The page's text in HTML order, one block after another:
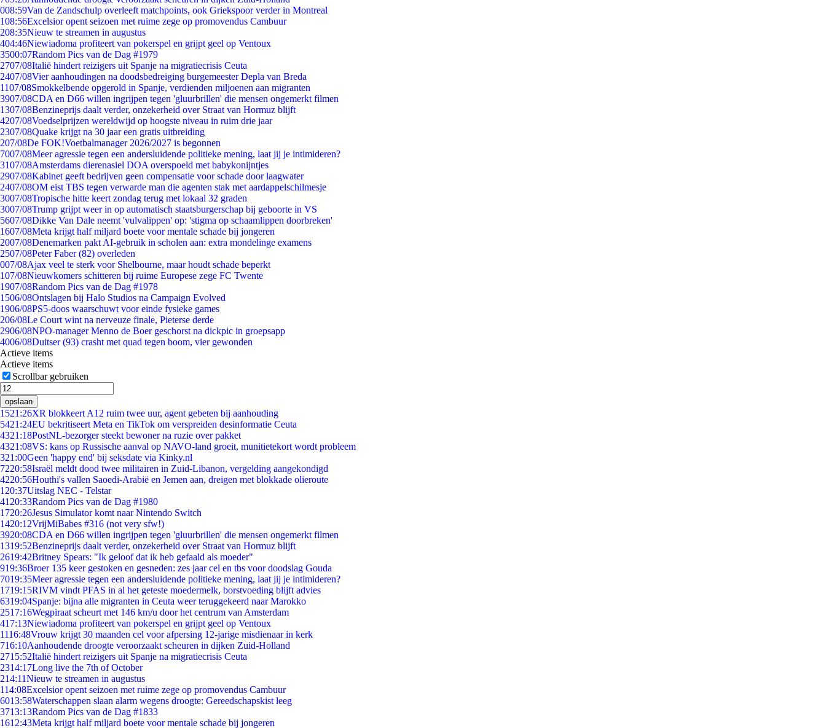
008:59Van de Zandschulp overleeft matchpoints, ook Griekspoor verder in Montreal
108:56Excelsior opent seizoen met ruime zege op promovendus Cambuur
208:35Nieuw te streamen in augustus
404:46Niewiadoma profiteert van pokerspel en grijpt geel op Ventoux
3500:07Random Pics van de Dag #1979
2707/08Italië hindert reizigers uit Spanje na migratiecrisis Ceuta
2407/08Vier aanhoudingen na doodsbedreiging burgemeester Depla van Breda
1107/08Smokkelbende opgerold in Spanje, verdienden miljoenen aan migranten
3907/08CDA en D66 willen ingrijpen tegen 'gluurbrillen' die mensen ongemerkt filmen
1307/08Benzineprijs daalt verder, onzekerheid over Straat van Hormuz blijft
4207/08Voedselprijzen wereldwijd op hoogste niveau in ruim drie jaar
2307/08Quake krijgt na 30 jaar een gratis uitbreiding
207/08De FOK!Voetbalmanager 2026/2027 is begonnen
7007/08Meer agressie tegen een andersluidende politieke mening, laat jij je intimideren?
3107/08Amsterdams dierenasiel DOA overspoeld met babykonijntjes
2907/08Kabinet geeft bedrijven geen compensatie voor schade door laagwater
2407/08OM eist TBS tegen verwarde man die agenten stak met aardappelschilmesje
3007/08Tropische hitte keert zondag terug met lokaal 32 graden
3007/08Trump grijpt weer in op automatisch staatsburgerschap bij geboorte in VS
5607/08Dikke Van Dale neemt 'vulvalippen' op: 'stigma op schaamlippen doorbreken'
1607/08Meta krijgt half miljard boete voor mentale schade bij jongeren
2007/08Denemarken pakt AI-gebruik in scholen aan: extra mondelinge examens
2507/08Peter Faber (82) overleden
007/08Ajax veel te sterk voor Shelbourne, maar houdt schade beperkt
107/08Nieuwkomers schitteren bij ruime Europese zege FC Twente
1907/08Random Pics van de Dag #1978
1506/08Ontslagen bij Halo Studios na Campaign Evolved
1906/08PS5-doos waarschuwt voor einde fysieke games
206/08Le Court wint na nerveuze finale, Pieterse derde
2906/08NPO-manager Menno de Boer geschorst na dickpic in groepsapp
4006/08Duitser (93) crasht met quad tegen boom, vier gewonden
Actieve items
Actieve items
Scrollbar gebruiken
opslaan
1521:26XR blokkeert A12 ruim twee uur, agent gebeten bij aanhouding
5421:24EU bekritiseert Meta en TikTok om verspreiden desinformatie Ceuta
4321:18PostNL-bezorger steekt bewoner na ruzie over pakket
4321:08VS: kans op Russische aanval op NAVO-land groeit, munitietekort wordt probleem
321:00Geen 'happy end' bij seksdate via Kinky.nl
7220:58Israël meldt dood twee militairen in Zuid-Libanon, vergelding aangekondigd
4220:56Houthi's vallen Saoedi-Arabië en Jemen aan, dreigen met blokkade olieroute
1 20:37Uitslag NEC - Telstar
41 20:33Random Pics van de Dag #1980
1720:26Jesus Simulator komt naar Nintendo Switch
1420:12VrijMiBabes #316 (not very sfw!)
3920:08CDA en D66 willen ingrijpen tegen 'gluurbrillen' die mensen ongemerkt filmen
1319:52Benzineprijs daalt verder, onzekerheid over Straat van Hormuz blijft
2619:42Britney Spears: "Ik geloof dat ik heb gefaald als moeder"
919:36Broer 135 keer gestoken en gesneden: zes jaar cel en tbs voor doodslag Gouda
7019:35Meer agressie tegen een andersluidende politieke mening, laat jij je intimideren?
1719:15RIVM vindt PFAS in al het geteste moedermelk, borstvoeding blijft advies
6319:04Spanje: bijna alle migranten in Ceuta weer teruggekeerd naar Marokko
2517:16Wegpiraat scheurt met 146 km/u door het centrum van Amsterdam
417:13Niewiadoma profiteert van pokerspel en grijpt geel op Ventoux
1116:48Vrouw krijgt 30 maanden cel voor afpersing 12-jarige misdienaar in kerk
716:10Aanhoudende droogte veroorzaakt scheuren in dijken Zuid-Holland
2715:52Italië hindert reizigers uit Spanje na migratiecrisis Ceuta
2314:17Long live the 7th of October
214:11Nieuw te streamen in augustus
114:08Excelsior opent seizoen met ruime zege op promovendus Cambuur
6013:58Waterschappen slaan alarm wegens droogte: Gereedschapskist leeg
3713:13Random Pics van de Dag #1833
1612:43Meta krijgt half miljard boete voor mentale schade bij jongeren